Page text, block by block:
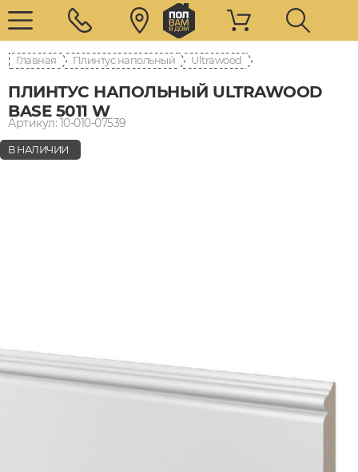
Главная Плинтус напольный Ultrawood
ПЛИНТУС НАПОЛЬНЫЙ ULTRAWOOD
BASE 5011 W
Артикул: 10-010-07539
В НАЛИЧИИ